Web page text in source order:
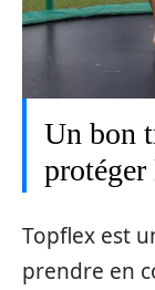
Un bon
Topflex est
prendre en